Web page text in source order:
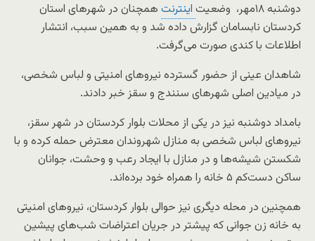
دوشنبه ۱۸مهر، وضعیت
اینترنت همچنان در شهرهای استان
کردستان نابسامان گزارش داده شد و به همین سبب، انتشار
اطلاعات با کندی صورت می‌گرفت.
شاهدان عینی از حضور گسترده نیروهای امنیتی و لباس شخصی،
در میادین اصلی شهرهای سنندج و سقز خبر دادند.
بامداد دوشنبه نیز در یکی از محلات بلوار کردستان در شهر سقز،
نیروهای لباس شخصی به منازل شهروندان معترض حمله کرده و با
شکستن شیشه‌ها و در منازل با ایجاد رعب و وحشت، جوانان
ساکن دست‌کم ۵ خانه را همراه خود برده‌اند.
همچنین در محله دیگری نیز حوالی بلوار کردستان، نیروهای امنیتی
به خانه زن جوانی که پیشتر در جریان اعتراضات شب‌های پیشین